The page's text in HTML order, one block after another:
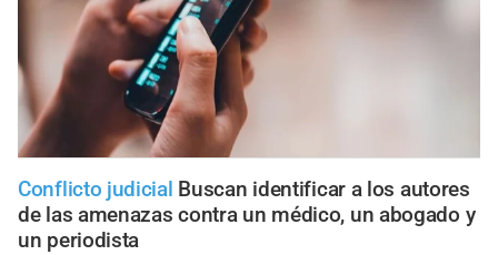
Conflicto judicial Buscan identificar a los autores
de las amenazas contra un médico, un abogado y
un periodista